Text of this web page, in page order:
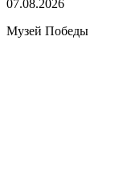
07.08.2026
Музей Победы